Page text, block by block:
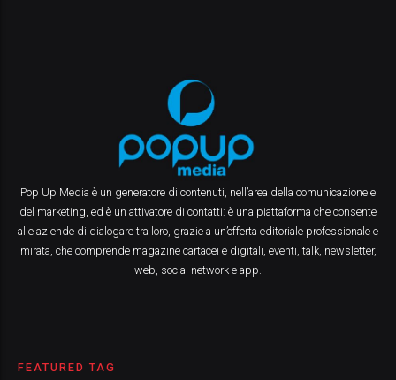
Pop Up Media è un generatore di contenuti, nell’area della comunicazione e
del marketing, ed è un attivatore di contatti: è una piattaforma che consente
alle aziende di dialogare tra loro, grazie a un’offerta editoriale professionale e
mirata, che comprende magazine cartacei e digitali, eventi, talk, newsletter,
web, social network e app.
FEATURED TAG